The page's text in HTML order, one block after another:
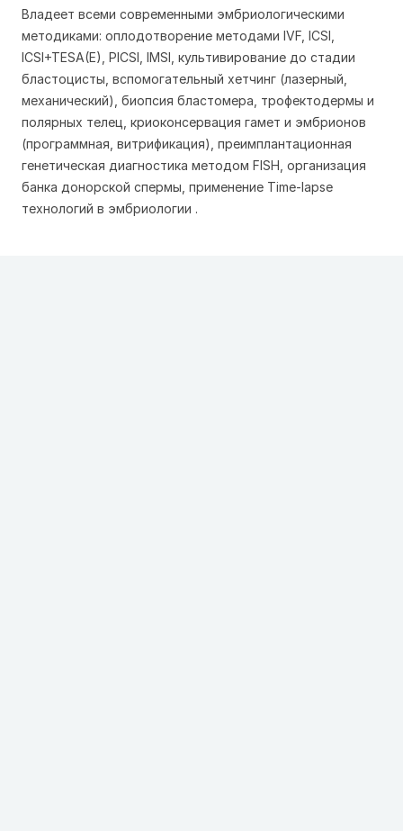
Владеет всеми современными эмбриологическими
методиками: оплодотворение методами IVF, ICSI,
ICSI+TESA(E), PICSI, IMSI, культивирование до стадии
бластоцисты, вспомогательный хетчинг (лазерный,
механический), биопсия бластомера, трофектодермы и
полярных телец, криоконсервация гамет и эмбрионов
(программная, витрификация), преимплантационная
генетическая диагностика методом FISH, организация
банка донорской спермы, применение Time-lapse
технологий в эмбриологии .